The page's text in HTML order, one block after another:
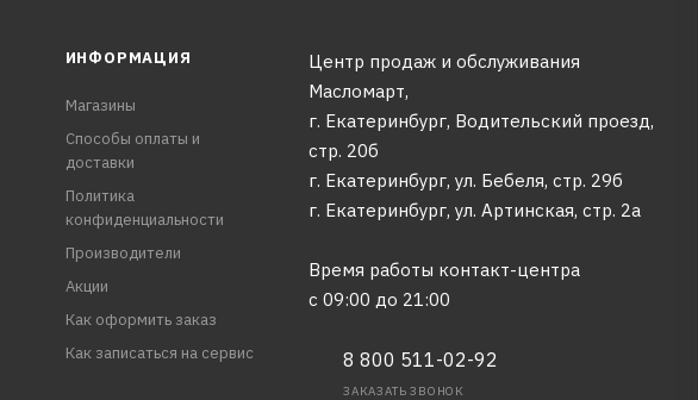
ИНФОРМАЦИЯ
Магазины
Способы оплаты и
доставки
Политика
конфиденциальности
Производители
Акции
Как оформить заказ
Как записаться на сервис
Центр продаж и обслуживания
Масломарт,
г. Екатеринбург, Водительский проезд,
стр. 20б
г. Екатеринбург, ул. Бебеля, стр. 29б
г. Екатеринбург, ул. Артинская, стр. 2а
Время работы контакт-центра
с 09:00 до 21:00
8 800 511-02-92
ЗАКАЗАТЬ ЗВОНОК